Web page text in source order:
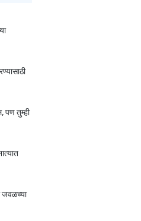
पण तुम्ही
जवळच्या